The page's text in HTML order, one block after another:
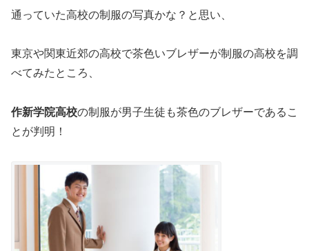
通っていた高校の制服の写真かな？と思い、
東京や関東近郊の高校で茶色いブレザーが制服の高校を調
べてみたところ、
作新学院高校の制服が男子生徒も茶色のブレザーであるこ
とが判明！